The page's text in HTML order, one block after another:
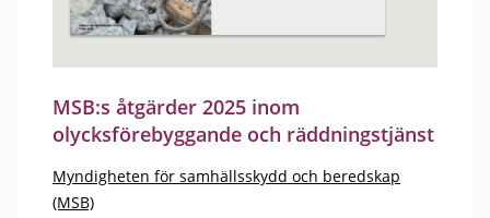
MSB:s åtgärder 2025 inom
olycksförebyggande och räddningstjänst
Myndigheten för samhällsskydd och beredskap
(MSB)